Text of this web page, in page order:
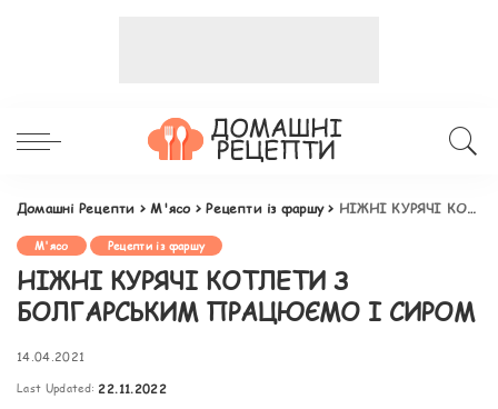
Домашні Рецепти >М'ясо>Рецепти із фаршу> НІЖНІ КУРЯЧІ КОТЛЕТИ З БОЛГАРСЬКИМ ПРАЦЮЄМО І СИРОМ
М'ясо Рецепти із фаршу
НІЖНІ КУРЯЧІ КОТЛЕТИ З
БОЛГАРСЬКИМ ПРАЦЮЄМО І СИРОМ
14.04.2021
Last Updated: 22.11.2022